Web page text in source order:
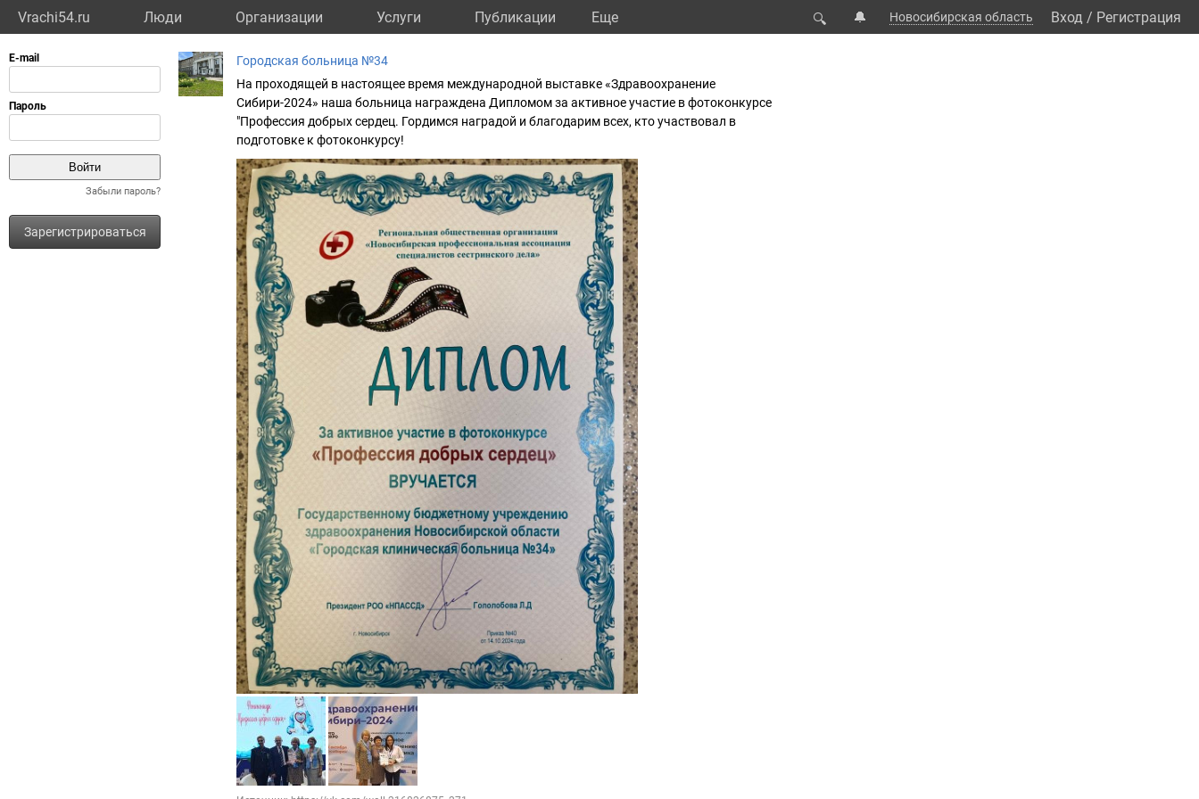
Vrachi54.ru Люди Организации Услуги Публикации Eще 🔍 🔔 Новосибирская область Вход / Регистрация
Забыли пароль?
Зарегистрироваться
Городская больница №34
На проходящей в настоящее время международной выставке «Здравоохранение
Сибири-2024» наша больница награждена Дипломом за активное участие в фотоконкурсе
"Профессия добрых сердец. Гордимся наградой и благодарим всех, кто участвовал в
подготовке к фотоконкурсу!